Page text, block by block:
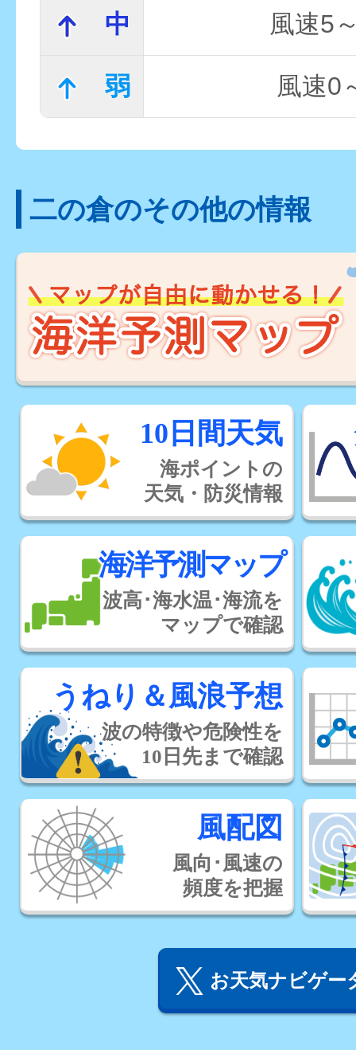
中 風速5
弱 風速0
二の倉のその他の情報
10日間天気
海ポイントの
天気・防災情報
海洋予測マップ
波高･海水温･海流を
マップで確認
うねり＆風浪予想
波の特徴や危険性を
10日先まで確認
風配図
風向･風速の
頻度を把握
お天気ナビゲー